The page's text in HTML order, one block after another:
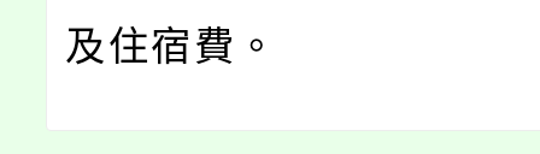
及住宿費。